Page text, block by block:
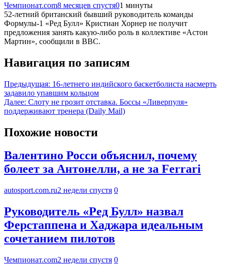
Чемпионат.com8 месяцев спустя01 минуты
52-летний британский бывший руководитель команды
Формулы-1 «Ред Булл» Кристиан Хорнер не получит
предложения занять какую-либо роль в коллективе «Астон
Мартин», сообщили в ВВС.
Навигация по записям
Предыдущая: 16-летнего индийского баскетболиста насмерть
задавило упавшим кольцом
Далее: Слоту не грозит отставка. Боссы «Ливерпуля»
поддерживают тренера (Daily Mail)
Похожие новости
Валентино Росси объяснил, почему
болеет за Антонелли, а не за Ferrari
autosport.com.ru2 недели спустя 0
Руководитель «Ред Булл» назвал
Ферстаппена и Хаджара идеальным
сочетанием пилотов
Чемпионат.com2 недели спустя 0